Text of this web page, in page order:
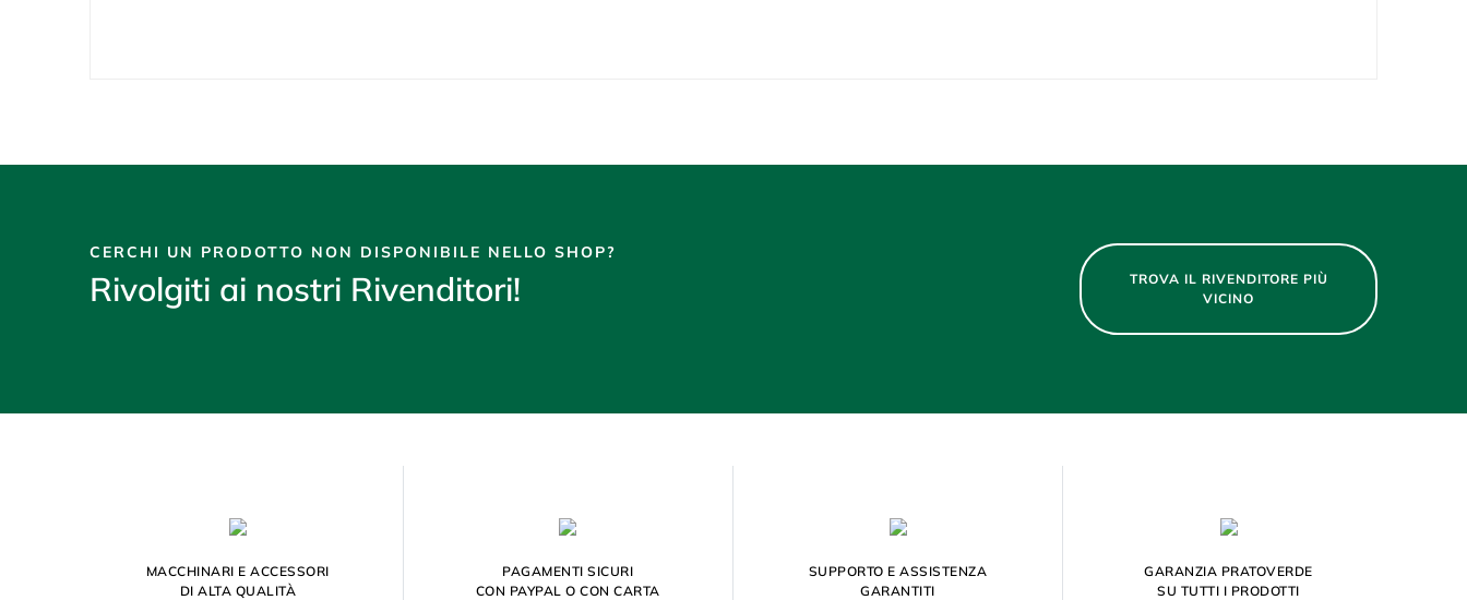
CERCHI UN PRODOTTO NON DISPONIBILE NELLO SHOP?
Rivolgiti ai nostri Rivenditori!
TROVA IL RIVENDITORE PIÙ
VICINO
MACCHINARI E ACCESSORI
DI ALTA QUALITÀ
PAGAMENTI SICURI
CON PAYPAL O CON CARTA
SUPPORTO E ASSISTENZA
GARANTITI
GARANZIA PRATOVERDE
SU TUTTI I PRODOTTI